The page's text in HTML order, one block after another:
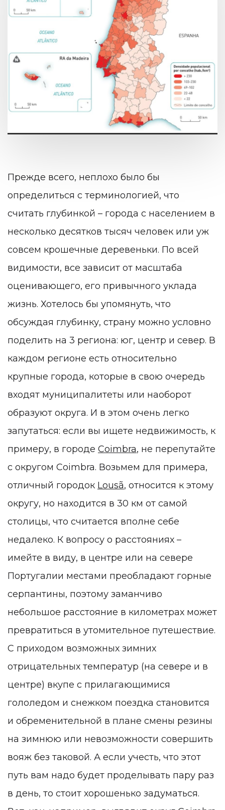
Прежде всего, неплохо было бы
определиться с терминологией, что
считать глубинкой – города с населением в
несколько десятков тысяч человек или уж
совсем крошечные деревеньки. По всей
видимости, все зависит от масштаба
оценивающего, его привычного уклада
жизнь. Хотелось бы упомянуть, что
обсуждая глубинку, страну можно условно
поделить на 3 региона: юг, центр и север. В
каждом регионе есть относительно
крупные города, которые в свою очередь
входят муниципалитеты или наоборот
образуют округа. И в этом очень легко
запутаться: если вы ищете недвижимость, к
примеру, в городе Coimbra, не перепутайте
с округом Coimbra. Возьмем для примера,
отличный городок Lousã, относится к этому
округу, но находится в 30 км от самой
столицы, что считается вполне себе
недалеко. К вопросу о расстояниях –
имейте в виду, в центре или на севере
Португалии местами преобладают горные
серпантины, поэтому заманчиво
небольшое расстояние в километрах может
превратиться в утомительное путешествие.
С приходом возможных зимних
отрицательных температур (на севере и в
центре) вкупе с прилагающимися
гололедом и снежком поездка становится
и обременительной в плане смены резины
на зимнюю или невозможности совершить
вояж без таковой. А если учесть, что этот
путь вам надо будет проделывать пару раз
в день, то стоит хорошенько задуматься.